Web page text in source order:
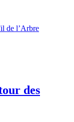
de l’Arbre
des